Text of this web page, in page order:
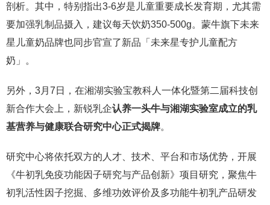
剖析。其中，特别指出3-6岁是儿童重要成长发育期，尤其需
要加强乳制品摄入，建议每天饮奶350-500g。蒙牛旗下未来
星儿童奶品牌也同步官宣了新品「未来星专护儿童配方
奶」。
另外，3月7日，在湘湖实验宝教科人一体化暨第二届科技创
新合作大会上，新锐乳企认养一头牛与湘湖实验室成立的乳
基营养与健康联合研究中心正式揭牌。
研究中心将依托双方的人才、技术、平台和市场优势，开展
《牛初乳免疫功能因子研究与产品创新》项目研究，聚焦牛
初乳活性因子挖掘、多维功效评价及多功能牛初乳产品研发